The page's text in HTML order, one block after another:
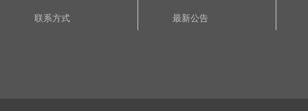
联系方式 最新公告